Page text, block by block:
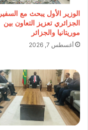
الوزير الأول يبحث مع السفير
الجزائري تعزيز التعاون بين
موريتانيا والجزائر
أغسطس 7, 2026